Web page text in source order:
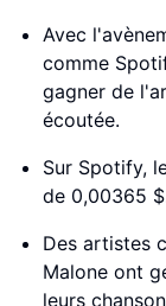
Avec
comme
gagner de
écoutée.
Sur Spotify,
de 0,00365
Des artistes
Malone ont
leurs